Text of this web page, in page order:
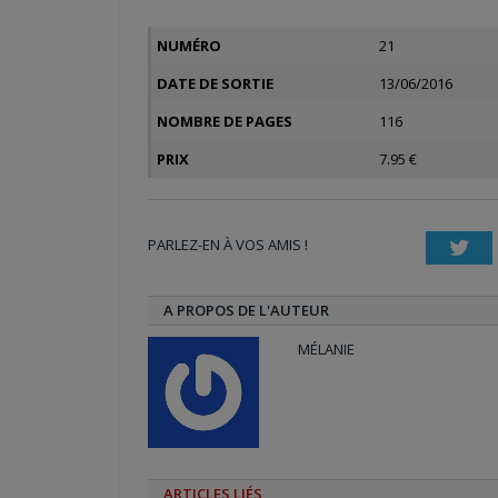
NUMÉRO
21
DATE DE SORTIE
13/06/2016
NOMBRE DE PAGES
116
PRIX
7.95 €
PARLEZ-EN À VOS AMIS !
A PROPOS DE L'AUTEUR
MÉLANIE
ARTICLES LIÉS